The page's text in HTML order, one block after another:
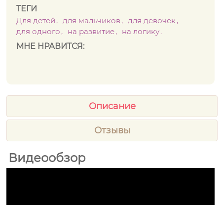
ТЕГИ
Для детей
для мальчиков
для девочек
для одного
на развитие
на логику
МНЕ НРАВИТСЯ:
Описание
Отзывы
Видеообзор